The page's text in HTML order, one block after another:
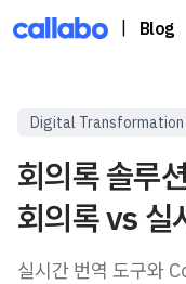
Blog
Digital Transformation
회의록 솔루
회의록 vs 실
실시간 번역 도구